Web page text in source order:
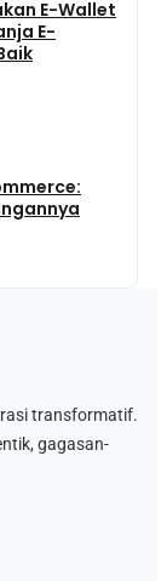
E-Wallet
E-
transformatif.
gagasan-